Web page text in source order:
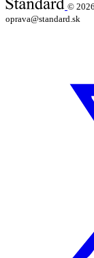
© 2026
oprava@standard.sk